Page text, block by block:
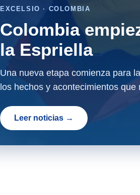
EXCELSIO · COLOMBIA
Colombia
la Espriella
Una nueva etapa comienza para
los hechos y acontecimientos
Leer noticias →